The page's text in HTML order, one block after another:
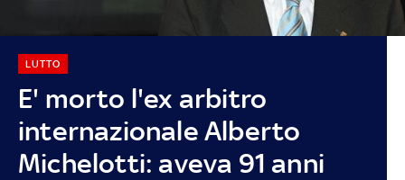
E' morto l'ex arbitro
internazionale Alberto
Michelotti: aveva 91 anni
LUTTO